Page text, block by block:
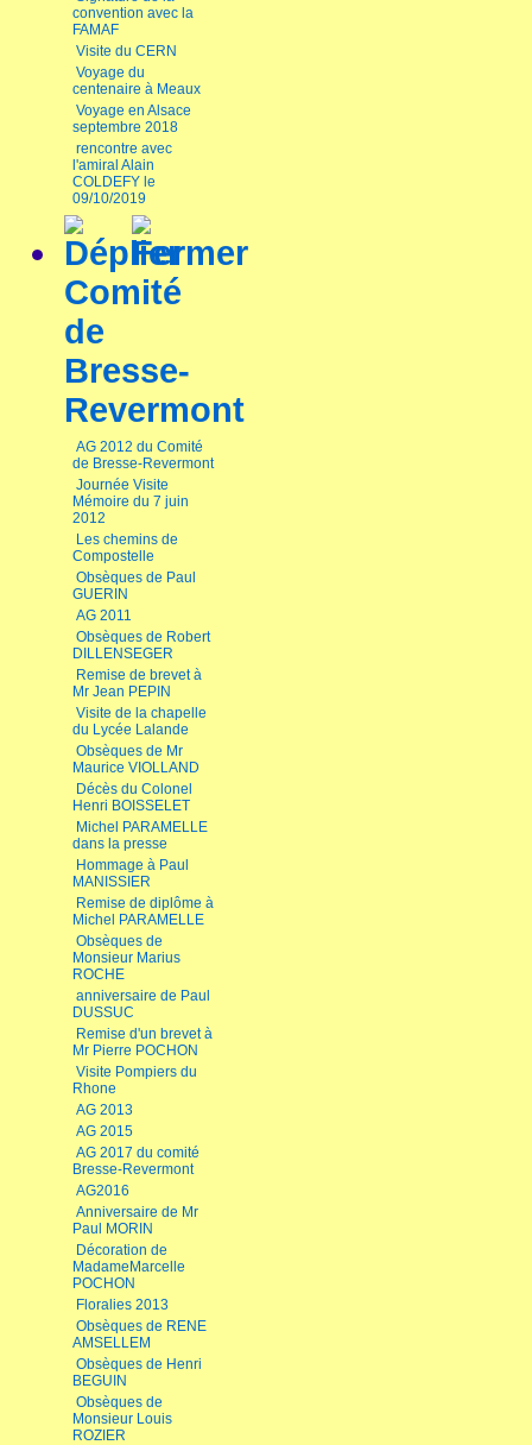
convention avec la
FAMAF
Visite du CERN
Voyage du
centenaire à Meaux
Voyage en Alsace
septembre 2018
rencontre avec
l'amiral Alain
COLDEFY le
09/10/2019
Comité
de
Bresse-
Revermont
AG 2012 du Comité
de Bresse-Revermont
Journée Visite
Mémoire du 7 juin
2012
Les chemins de
Compostelle
Obsèques de Paul
GUERIN
AG 2011
Obsèques de Robert
DILLENSEGER
Remise de brevet à
Mr Jean PEPIN
Visite de la chapelle
du Lycée Lalande
Obsèques de Mr
Maurice VIOLLAND
Décès du Colonel
Henri BOISSELET
Michel PARAMELLE
dans la presse
Hommage à Paul
MANISSIER
Remise de diplôme à
Michel PARAMELLE
Obsèques de
Monsieur Marius
ROCHE
anniversaire de Paul
DUSSUC
Remise d'un brevet à
Mr Pierre POCHON
Visite Pompiers du
Rhone
AG 2013
AG 2015
AG 2017 du comité
Bresse-Revermont
AG2016
Anniversaire de Mr
Paul MORIN
Décoration de
MadameMarcelle
POCHON
Floralies 2013
Obsèques de RENE
AMSELLEM
Obsèques de Henri
BEGUIN
Obsèques de
Monsieur Louis
ROZIER